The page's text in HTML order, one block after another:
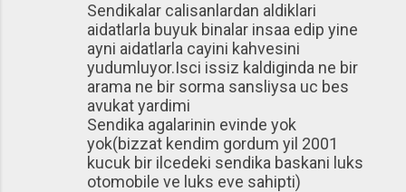
Sendikalar calisanlardan aldiklari
aidatlarla buyuk binalar insaa edip yine
ayni aidatlarla cayini kahvesini
yudumluyor.Isci issiz kaldiginda ne bir
arama ne bir sorma sansliysa uc bes
avukat yardimi
Sendika agalarinin evinde yok
yok(bizzat kendim gordum yil 2001
kucuk bir ilcedeki sendika baskani luks
otomobile ve luks eve sahipti)